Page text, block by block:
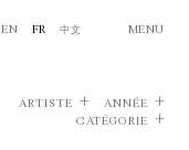
EN FR 中文 MENU
ARTISTE
ANNÉE
CATÉGORIE